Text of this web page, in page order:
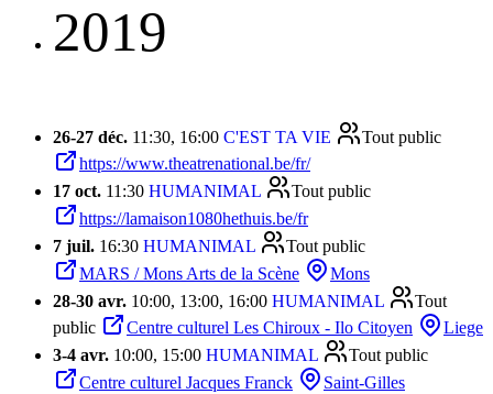
2019
26-27 déc. 11:30, 16:00 C'EST TA VIE
Tout public
https://www.theatrenational.be/fr/
17 oct. 11:30 HUMANIMAL
Tout public
https://lamaison1080hethuis.be/fr
7 juil. 16:30 HUMANIMAL
Tout public
MARS / Mons Arts de la Scène
Mons
28-30 avr. 10:00, 13:00, 16:00 HUMANIMAL
Tout
public
Centre culturel Les Chiroux - Ilo Citoyen
Liege
3-4 avr. 10:00, 15:00 HUMANIMAL
Tout public
Centre culturel Jacques Franck
Saint-Gilles